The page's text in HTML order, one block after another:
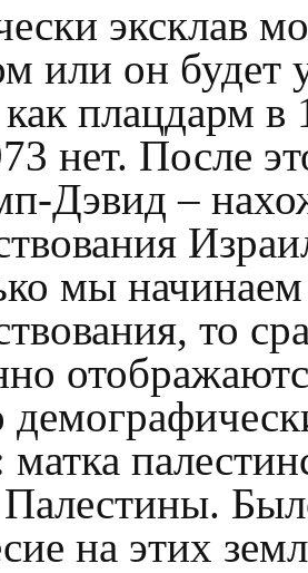
эксклав
или он будет
как плацдарм в
нет. После
Дэвид –
мы
то
матка
на этих